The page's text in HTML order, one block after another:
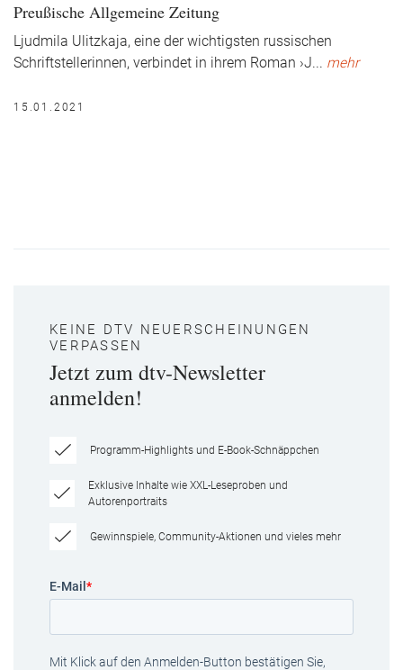
Preußische Allgemeine Zeitung
Ljudmila Ulitzkaja, eine der wichtigsten russischen
Schriftstellerinnen, verbindet in ihrem Roman ›J... mehr
15.01.2021
KEINE DTV NEUERSCHEINUNGEN
VERPASSEN
Jetzt zum dtv-Newsletter
anmelden!
Programm-Highlights und E-Book-Schnäppchen
Exklusive Inhalte wie XXL-Leseproben und
Autorenportraits
Gewinnspiele, Community-Aktionen und vieles mehr
E-Mail *
Mit Klick auf den Anmelden-Button bestätigen Sie,